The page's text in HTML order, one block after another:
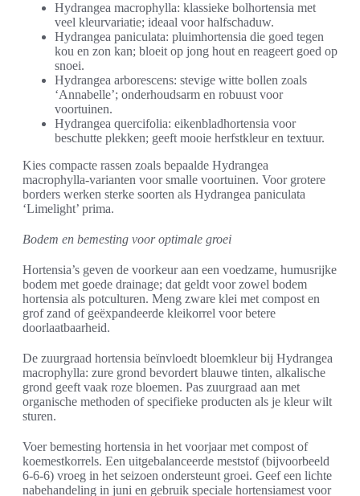
Hydrangea macrophylla: klassieke bolhortensia met
veel kleurvariatie; ideaal voor halfschaduw.
Hydrangea paniculata: pluimhortensia die goed tegen
kou en zon kan; bloeit op jong hout en reageert goed op
snoei.
Hydrangea arborescens: stevige witte bollen zoals
‘Annabelle’; onderhoudsarm en robuust voor
voortuinen.
Hydrangea quercifolia: eikenbladhortensia voor
beschutte plekken; geeft mooie herfstkleur en textuur.
Kies compacte rassen zoals bepaalde Hydrangea
macrophylla-varianten voor smalle voortuinen. Voor grotere
borders werken sterke soorten als Hydrangea paniculata
‘Limelight’ prima.
Bodem en bemesting voor optimale groei
Hortensia’s geven de voorkeur aan een voedzame, humusrijke
bodem met goede drainage; dat geldt voor zowel bodem
hortensia als potculturen. Meng zware klei met compost en
grof zand of geëxpandeerde kleikorrel voor betere
doorlaatbaarheid.
De zuurgraad hortensia beïnvloedt bloemkleur bij Hydrangea
macrophylla: zure grond bevordert blauwe tinten, alkalische
grond geeft vaak roze bloemen. Pas zuurgraad aan met
organische methoden of specifieke producten als je kleur wilt
sturen.
Voer bemesting hortensia in het voorjaar met compost of
koemestkorrels. Een uitgebalanceerde meststof (bijvoorbeeld
6-6-6) vroeg in het seizoen ondersteunt groei. Geef een lichte
nabehandeling in juni en gebruik speciale hortensiamest voor